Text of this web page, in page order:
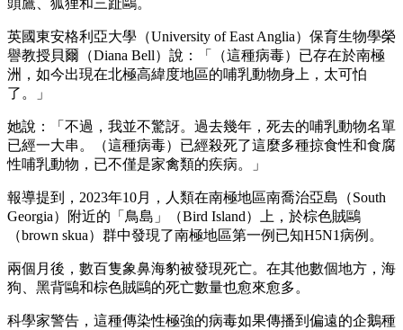
頭鷹、狐狸和三趾鷗。
英國東安格利亞大學（University of East Anglia）保育生物學榮
譽教授貝爾（Diana Bell）說：「（這種病毒）已存在於南極
洲，如今出現在北極高緯度地區的哺乳動物身上，太可怕
了。」
她說：「不過，我並不驚訝。過去幾年，死去的哺乳動物名單
已經一大串。（這種病毒）已經殺死了這麼多種掠食性和食腐
性哺乳動物，已不僅是家禽類的疾病。」
報導提到，2023年10月，人類在南極地區南喬治亞島（South
Georgia）附近的「鳥島」（Bird Island）上，於棕色賊鷗
（brown skua）群中發現了南極地區第一例已知H5N1病例。
兩個月後，數百隻象鼻海豹被發現死亡。在其他數個地方，海
狗、黑背鷗和棕色賊鷗的死亡數量也愈來愈多。
科學家警告，這種傳染性極強的病毒如果傳播到偏遠的企鵝種